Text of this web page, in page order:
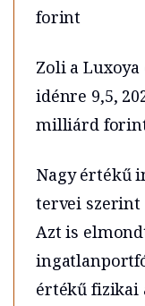
forint
Zoli a
idénre 9,5,
milliárd
Nagy értékű
tervei szerint
Azt is
értékű fizikai